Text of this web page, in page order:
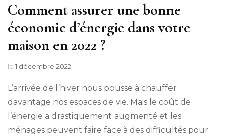
Comment assurer une bonne
économie d’énergie dans votre
maison en 2022 ?
le 1 décembre 2022
L’arrivée de l’hiver nous pousse à chauffer
davantage nos espaces de vie. Mais le coût de
l’énergie a drastiquement augmenté et les
ménages peuvent faire face à des difficultés pour